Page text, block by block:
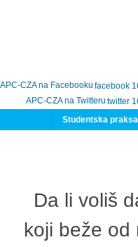
APC-CZA na Facebooku
APC-CZA na Twitteru
Studentska
Da li voliš
koji beže od